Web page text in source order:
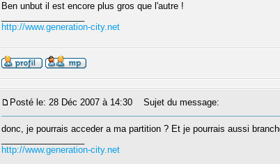
Ben unbut il est encore plus gros que l'autre !
http://www.generation-city.net
Posté le: 28 Déc 2007 à 14:30 Sujet du message:
donc, je pourrais acceder a ma partition ? Et je pourrais aussi
http://www.generation-city.net